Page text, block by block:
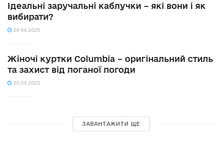
Ідеальні заручальні каблучки – які вони і як
вибирати?
29.04.2025
Жіночі куртки Columbia – оригінальний стиль
та захист від поганої погоди
25.03.2025
ЗАВАНТАЖИТИ ЩЕ